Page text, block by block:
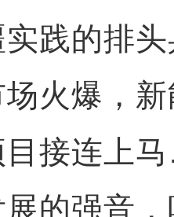
践的排
爆，新
目接连上
的强音